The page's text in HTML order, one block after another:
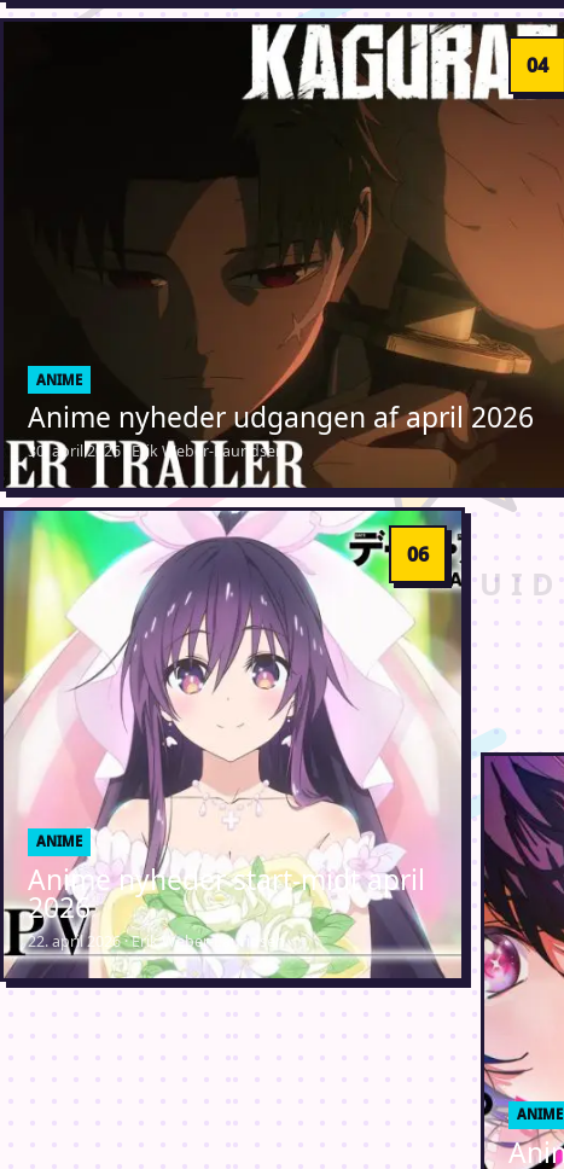
ANIME
Anime nyheder udgangen af april 2026
30. april 2026 · Erik Weber-Lauridsen
ANIME
Anime nyheder start-midt april
2026
22. april 2026 · Erik Weber-Lauridsen
ANIME